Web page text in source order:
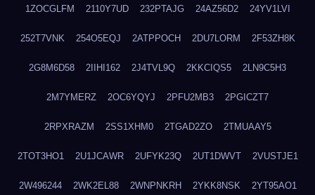
1ZOCGLFM 2110Y7UD 232PTAJG 24AZ56D2 24YV1LVI
252T7VNK 254O5EQJ 2ATPPOCH 2DU7LORM 2F53ZH8K
2G8M6D58 2IIHI162 2J4TVL9Q 2KKCIQS5 2LN9C5H3
2M7YMERZ 2OC6YQYJ 2PFU2MB3 2PGICZT7
2RPXRAZM 2SS1XHM0 2TGAD2ZO 2TMUAAY5
2TOT3HO1 2U1JCAWR 2UFYK23Q 2UT1DWVT 2VUSTJE1
2W496244 2WK2EL88 2WNPNKRH 2YKK8NSK 2YT95AO1